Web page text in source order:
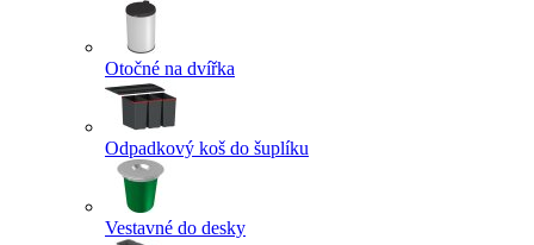
Otočné na dvířka
Odpadkový koš do šuplíku
Vestavné do desky